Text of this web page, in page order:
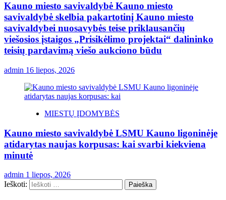
Kauno miesto savivaldybė Kauno miesto
savivaldybė skelbia pakartotinį Kauno miesto
savivaldybei nuosavybės teise priklausančių
viešosios įstaigos „Prisikėlimo projektai“ dalininko
teisių pardavimą viešo aukciono būdu
admin 16 liepos, 2026
MIESTŲ ĮDOMYBĖS
Kauno miesto savivaldybė LSMU Kauno ligoninėje
atidarytas naujas korpusas: kai svarbi kiekviena
minutė
admin 1 liepos, 2026
Ieškoti: